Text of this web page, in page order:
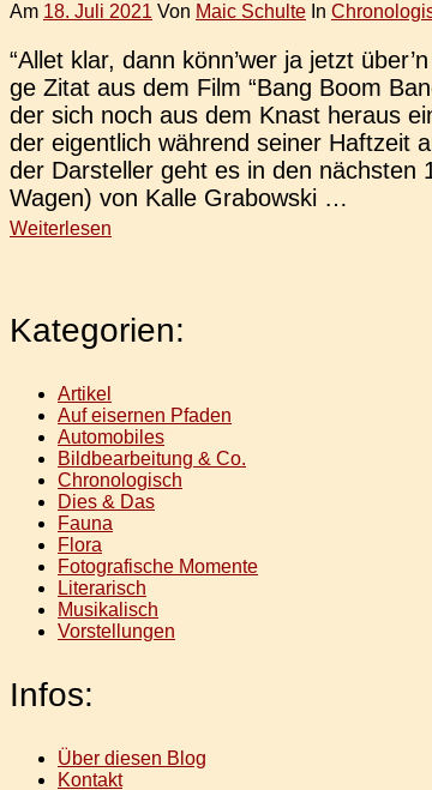
Am 18. Juli 2021 Von Maic Schulte In
“Allet klar, dann kön­n’­wer ja jetzt
ge Zitat aus dem Film “Bang Boom
der sich noch aus dem Knast heraus
der eigent­lich wäh­rend seiner Haft­zeit
der Dar­stel­ler geht es in den nächs­ten
Wagen) von Kalle Grabowski …
Weiterlesen
Kategorien:
Artikel
Auf eisernen Pfaden
Automobiles
Bildbearbeitung & Co.
Chronologisch
Dies & Das
Fauna
Flora
Fotografische Momente
Literarisch
Musikalisch
Vorstellungen
Infos:
Über diesen Blog
Kontakt